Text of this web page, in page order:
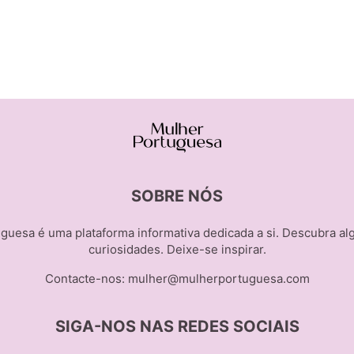
SOBRE NÓS
é uma plataforma informativa dedicada a si. Descubra
curiosidades. Deixe-se inspirar.
Contacte-nos: mulher@mulherportuguesa.com
SIGA-NOS NAS REDES SOCIAIS